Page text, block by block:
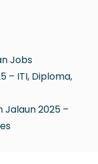
Jobs
– ITI, Diploma,
2025 –